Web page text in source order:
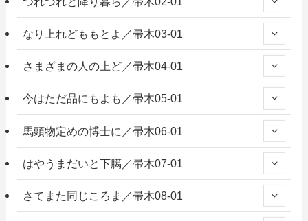
なり上れどももとよ／帚木03-01
さまざまの人の上ど／帚木04-01
今はただ品にもよも／帚木05-01
馬頭物定めの博士に／帚木06-01
はやうまだいと下臈／帚木07-01
さてまた同じころま／帚木08-01